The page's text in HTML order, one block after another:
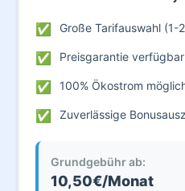
✅ Große Tarifauswahl (1-
✅ Preisgarantie verfügbar
✅ 100% Ökostrom
✅ Zuverlässige
Grundgebühr ab:
10,50€/Monat